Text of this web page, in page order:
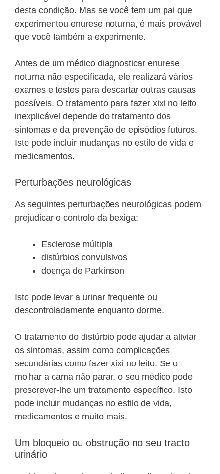
desta condição. Mas se você tem um pai que
experimentou enurese noturna, é mais provável
que você também a experimente.
Antes de um médico diagnosticar enurese
noturna não especificada, ele realizará vários
exames e testes para descartar outras causas
possíveis. O tratamento para fazer xixi no leito
inexplicável depende do tratamento dos
sintomas e da prevenção de episódios futuros.
Isto pode incluir mudanças no estilo de vida e
medicamentos.
Perturbações neurológicas
As seguintes perturbações neurológicas podem
prejudicar o controlo da bexiga:
Esclerose múltipla
distúrbios convulsivos
doença de Parkinson
Isto pode levar a urinar frequente ou
descontroladamente enquanto dorme.
O tratamento do distúrbio pode ajudar a aliviar
os sintomas, assim como complicações
secundárias como fazer xixi no leito. Se o
molhar a cama não parar, o seu médico pode
prescrever-lhe um tratamento específico. Isto
pode incluir mudanças no estilo de vida,
medicamentos e muito mais.
Um bloqueio ou obstrução no seu tracto
urinário